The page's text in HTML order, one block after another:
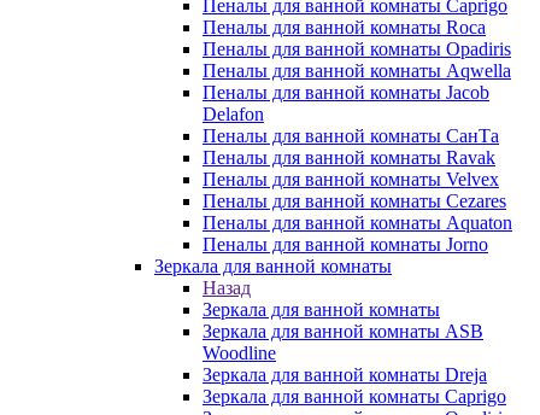
Пеналы для ванной комнаты Caprigo
Пеналы для ванной комнаты Roca
Пеналы для ванной комнаты Opadiris
Пеналы для ванной комнаты Aqwella
Пеналы для ванной комнаты Jacob
Delafon
Пеналы для ванной комнаты СанТа
Пеналы для ванной комнаты Ravak
Пеналы для ванной комнаты Velvex
Пеналы для ванной комнаты Cezares
Пеналы для ванной комнаты Aquaton
Пеналы для ванной комнаты Jorno
Зеркала для ванной комнаты
Назад
Зеркала для ванной комнаты
Зеркала для ванной комнаты ASB
Woodline
Зеркала для ванной комнаты Dreja
Зеркала для ванной комнаты Caprigo